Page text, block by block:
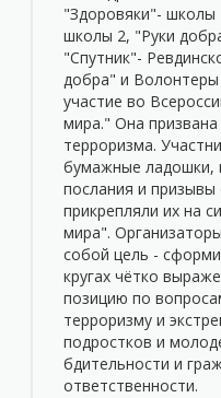
"Здоровяки"-
школы 2, "Руки
"Спутник"-
добра" и
участие во
мира." Она
терроризма.
бумажные ладошки,
послания и
прикрепляли их на
мира".
собой цель -
кругах чётко
позицию по
терроризму и
подростков и
бдительности и
ответственности.